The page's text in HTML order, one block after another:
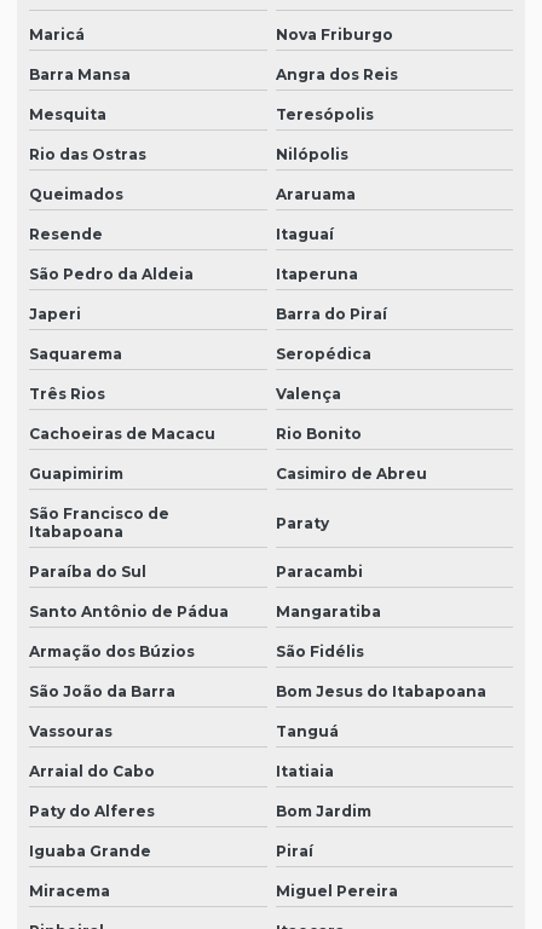
Maricá Nova Friburgo
Barra Mansa Angra dos Reis
Mesquita Teresópolis
Rio das Ostras Nilópolis
Queimados Araruama
Resende Itaguaí
São Pedro da Aldeia Itaperuna
Japeri Barra do Piraí
Saquarema Seropédica
Três Rios Valença
Cachoeiras de Macacu Rio Bonito
Guapimirim Casimiro de Abreu
São Francisco de
Itabapoana
Paraty
Paraíba do Sul Paracambi
Santo Antônio de Pádua Mangaratiba
Armação dos Búzios São Fidélis
São João da Barra Bom Jesus do Itabapoana
Vassouras Tanguá
Arraial do Cabo Itatiaia
Paty do Alferes Bom Jardim
Iguaba Grande Piraí
Miracema Miguel Pereira